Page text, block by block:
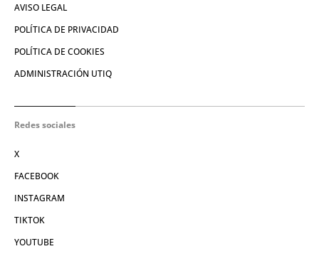
AVISO LEGAL
POLÍTICA DE PRIVACIDAD
POLÍTICA DE COOKIES
ADMINISTRACIÓN UTIQ
Redes sociales
X
FACEBOOK
INSTAGRAM
TIKTOK
YOUTUBE